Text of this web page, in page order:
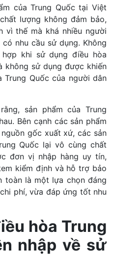
của Trung Quốc tại Việt
lượng không đảm bảo,
vì thế mà khá nhiều người
nhu cầu sử dụng. Không
khi sử dụng điều hòa
không sử dụng được khiến
Quốc của người dân
sản phẩm của Trung
Bên cạnh các sản phẩm
gốc xuất xứ, các sản
Quốc lại vô cùng chất
đơn vị nhập hàng uy tín,
kiểm định và hỗ trợ bảo
toàn là một lựa chọn đáng
phí, vừa đáp ứng tốt nhu
hòa Trung
nhập về sử